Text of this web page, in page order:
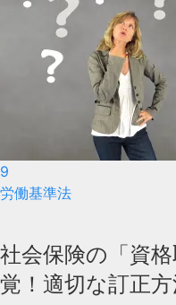
9
労働基準法
社会保険の「資
覚！適切な訂正